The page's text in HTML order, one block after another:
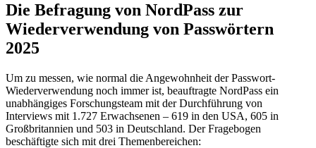
Die Befragung von NordPass zur
Wiederverwendung von Passwörtern
2025
Um zu messen, wie normal die Angewohnheit der Passwort-
Wiederverwendung noch immer ist, beauftragte NordPass ein
unabhängiges Forschungsteam mit der Durchführung von
Interviews mit 1.727 Erwachsenen – 619 in den USA, 605 in
Großbritannien und 503 in Deutschland. Der Fragebogen
beschäftigte sich mit drei Themenbereichen: